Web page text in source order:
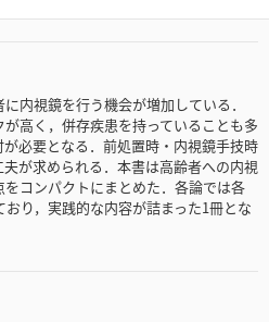
内視鏡を行う機会が増加している．
高く，併存疾患を持っていることも多
必要となる．前処置時・内視鏡手技時
が求められる．本書は高齢者への内視
コンパクトにまとめた．各論では各
り，実践的な内容が詰まった1冊とな